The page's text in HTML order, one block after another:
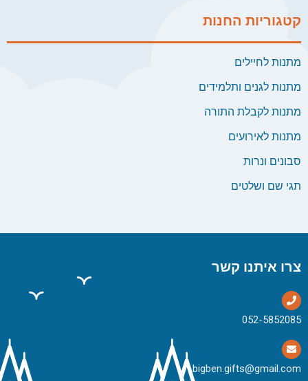
קטגוריות החנות
מתנות לחיילים
מתנות לגנים ותלמידים
מתנות לקבלת התורה
מתנות לאירועים
סבונים ונרות
תגי שם ושלטים
צרו איתנו קשר
bigben.gifts@gmail.com